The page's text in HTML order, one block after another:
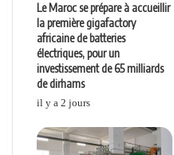
Le Maroc se prépare à accueillir
la première gigafactory
africaine de batteries
électriques, pour un
investissement de 65 milliards
de dirhams
il y a 2 jours